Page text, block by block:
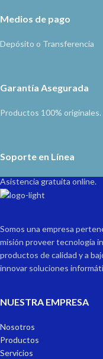
Medios de pago
Depósito o Transferencia
Garantía Asegurada
Productos 100% originales.
Soporte en Línea
Asistencia gratuita online.
Somos una empresa
misión proveer tecnología
productos de calidad y a
innovar soluciones
NUESTRA EMPRESA
Nosotros
Productos
Servicios